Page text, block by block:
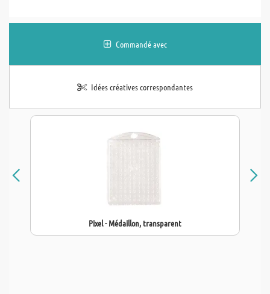
Commandé avec
Idées créatives correspondantes
Pixel - Médaillon, transparent